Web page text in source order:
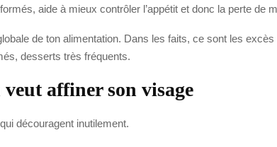
aide à mieux contrôler l’appétit et donc la perte de
de ton alimentation. Dans les faits, ce sont les
desserts très fréquents.
affiner son visage
découragent inutilement.